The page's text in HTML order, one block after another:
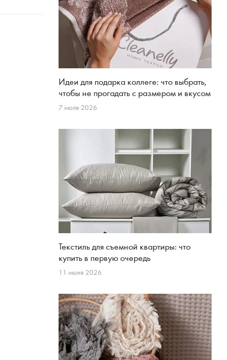
Идеи для подарка коллеге: что выбрать,
чтобы не прогадать с размером и вкусом
7 июля 2026
Текстиль для съемной квартиры: что
купить в первую очередь
11 июня 2026